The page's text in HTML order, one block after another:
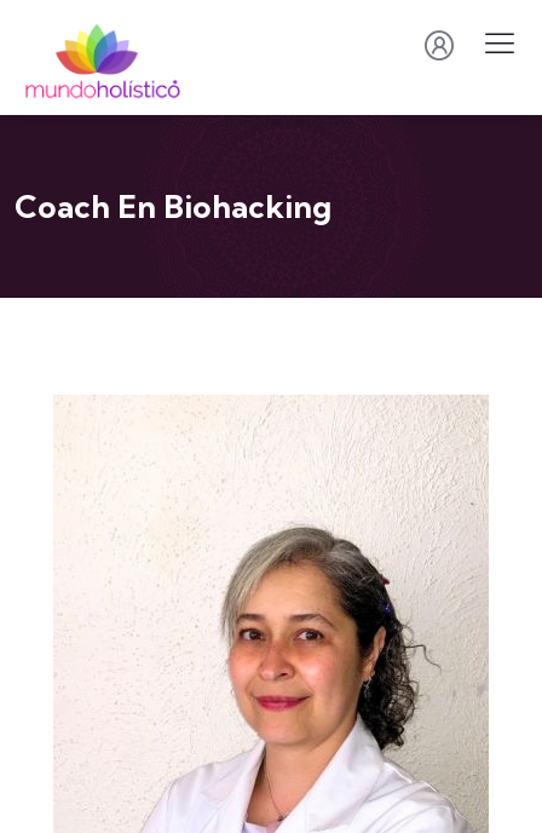
Coach En Biohacking